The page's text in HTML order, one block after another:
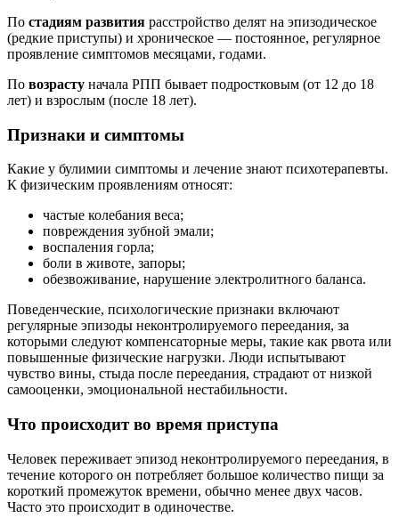
По стадиям развития расстройство делят на эпизодическое
(редкие приступы) и хроническое ― постоянное, регулярное
проявление симптомов месяцами, годами.
По возрасту начала РПП бывает подростковым (от 12 до 18
лет) и взрослым (после 18 лет).
Признаки и симптомы
Какие у булимии симптомы и лечение знают психотерапевты.
К физическим проявлениям относят:
частые колебания веса;
повреждения зубной эмали;
воспаления горла;
боли в животе, запоры;
обезвоживание, нарушение электролитного баланса.
Поведенческие, психологические признаки включают
регулярные эпизоды неконтролируемого переедания, за
которыми следуют компенсаторные меры, такие как рвота или
повышенные физические нагрузки. Люди испытывают
чувство вины, стыда после переедания, страдают от низкой
самооценки, эмоциональной нестабильности.
Что происходит во время приступа
Человек переживает эпизод неконтролируемого переедания, в
течение которого он потребляет большое количество пищи за
короткий промежуток времени, обычно менее двух часов.
Часто это происходит в одиночестве.